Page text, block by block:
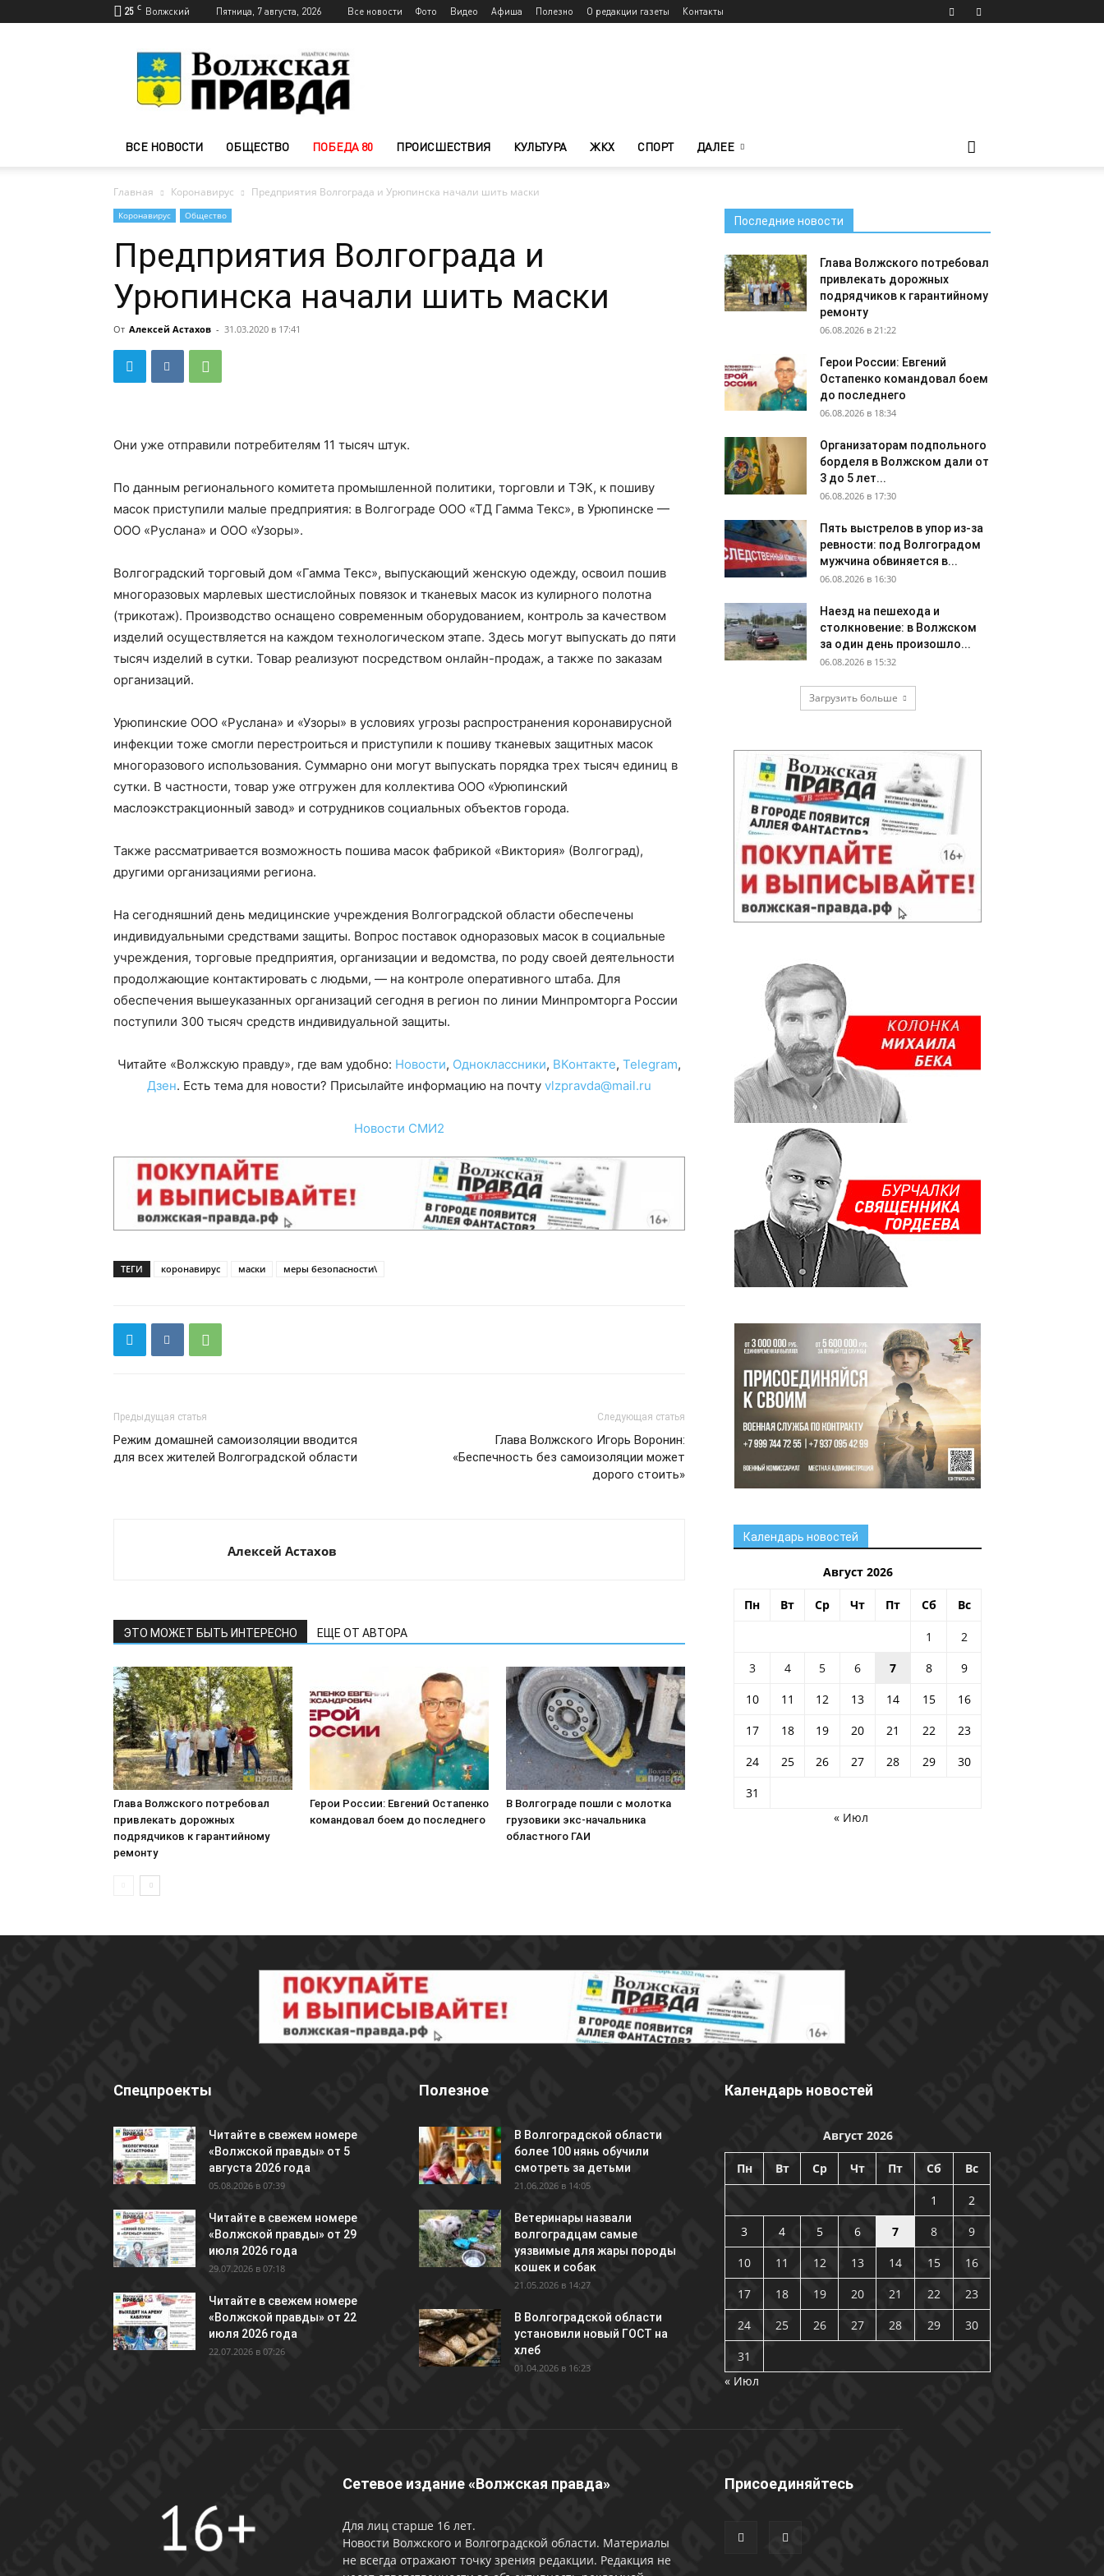
25 C Волжский Пятница, 7 августа, 2026 Все новости Фото Видео Афиша Полезно О редакции газеты Контакты
Волжского
—
Волжская
ВСЕ НОВОСТИ ОБЩЕСТВО ПОБЕДА 80 ПРОИСШЕСТВИЯ КУЛЬТУРА ЖКХ СПОРТ ДАЛЕЕ
Главная Коронавирус Предприятия Волгограда и Урюпинска начали шить маски
Коронавирус Общество
Предприятия Волгограда и
Урюпинска начали шить маски
От Алексей Астахов - 31.03.2020 в 17:41
Они уже отправили потребителям 11 тысяч штук.
По данным регионального комитета промышленной политики, торговли и ТЭК, к пошиву
масок приступили малые предприятия: в Волгограде ООО «ТД Гамма Текс», в Урюпинске —
ООО «Руслана» и ООО «Узоры».
Волгоградский торговый дом «Гамма Текс», выпускающий женскую одежду, освоил пошив
многоразовых марлевых шестислойных повязок и тканевых масок из кулирного полотна
(трикотаж). Производство оснащено современным оборудованием, контроль за качеством
изделий осуществляется на каждом технологическом этапе. Здесь могут выпускать до пяти
тысяч изделий в сутки. Товар реализуют посредством онлайн-продаж, а также по заказам
организаций.
Урюпинские ООО «Руслана» и «Узоры» в условиях угрозы распространения коронавирусной
инфекции тоже смогли перестроиться и приступили к пошиву тканевых защитных масок
многоразового использования. Суммарно они могут выпускать порядка трех тысяч единиц в
сутки. В частности, товар уже отгружен для коллектива ООО «Урюпинский
маслоэкстракционный завод» и сотрудников социальных объектов города.
Также рассматривается возможность пошива масок фабрикой «Виктория» (Волгоград),
другими организациями региона.
На сегодняшний день медицинские учреждения Волгоградской области обеспечены
индивидуальными средствами защиты. Вопрос поставок одноразовых масок в социальные
учреждения, торговые предприятия, организации и ведомства, по роду своей деятельности
продолжающие контактировать с людьми, — на контроле оперативного штаба. Для
обеспечения вышеуказанных организаций сегодня в регион по линии Минпромторга России
поступили 300 тысяч средств индивидуальной защиты.
Читайте «Волжскую правду», где вам удобно: Новости, Одноклассники, ВКонтакте, Telegram,
Дзен. Есть тема для новости? Присылайте информацию на почту vlzpravda@mail.ru
Новости СМИ2
ТЕГИ коронавирус маски меры безопасности\
Предыдущая статья
Режим домашней самоизоляции вводится
для всех жителей Волгоградской области
Следующая статья
Глава Волжского Игорь Воронин:
«Беспечность без самоизоляции может
дорого стоить»
Алексей Астахов
ЭТО МОЖЕТ БЫТЬ ИНТЕРЕСНО ЕЩЕ ОТ АВТОРА
Глава Волжского потребовал
привлекать дорожных
подрядчиков к гарантийному
ремонту
Герои России: Евгений Остапенко
командовал боем до последнего
В Волгограде пошли с молотка
грузовики экс-начальника
областного ГАИ
Последние новости
Глава Волжского потребовал
привлекать дорожных
подрядчиков к гарантийному
ремонту
06.08.2026 в 21:22
Герои России: Евгений
Остапенко командовал боем
до последнего
06.08.2026 в 18:34
Организаторам подпольного
борделя в Волжском дали от
3 до 5 лет...
06.08.2026 в 17:30
Пять выстрелов в упор из-за
ревности: под Волгоградом
мужчина обвиняется в...
06.08.2026 в 16:30
Наезд на пешехода и
столкновение: в Волжском
за один день произошло...
06.08.2026 в 15:32
Загрузить больше
Календарь новостей
Август 2026
Пн Вт Ср Чт Пт Сб Вс
1
2
3
4 5 6 7 8
9
10
11 12 13 14 15
16
17
18 19 20 21 22
23
24
25 26 27 28 29
30
31
« Июл
Спецпроекты
Читайте в свежем номере
«Волжской правды» от 5
августа 2026 года
05.08.2026 в 07:39
Читайте в свежем номере
«Волжской правды» от 29
июля 2026 года
29.07.2026 в 07:18
Читайте в свежем номере
«Волжской правды» от 22
июля 2026 года
22.07.2026 в 07:26
Полезное
В Волгоградской области
более 100 нянь обучили
смотреть за детьми
21.06.2026 в 14:05
Ветеринары назвали
волгоградцам самые
уязвимые для жары породы
кошек и собак
21.05.2026 в 14:27
В Волгоградской области
установили новый ГОСТ на
хлеб
01.04.2026 в 16:23
Календарь новостей
Август 2026
Пн Вт Ср Чт Пт Сб Вс
1
2
3
4 5 6 7 8
9
10
11 12 13 14 15
16
17
18 19 20 21 22
23
24
25 26 27 28 29
30
31
« Июл
Сетевое издание «Волжская правда»
Для лиц старше 16 лет.
Новости Волжского и Волгоградской области. Материалы
не всегда отражают точку зрения редакции. Редакция не
Присоединяйтесь